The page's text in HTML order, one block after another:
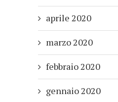
aprile 2020
marzo 2020
febbraio 2020
gennaio 2020